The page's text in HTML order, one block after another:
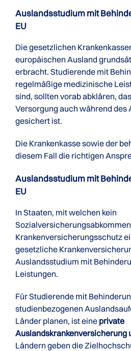
Auslandsstudium mit
EU
Die gesetzlichen
europäischen Ausland
erbracht. Studierende mit
regelmäßige medizinische
sind, sollten vorab abklären,
Versorgung auch während des
gesichert ist.
Die Krankenkasse sowie der
diesem Fall die richtigen
Auslandsstudium mit
EU
In Staaten, mit welchen kein
Krankenversicherungsschutz
gesetzliche
Auslandsstudium mit
Leistungen.
Für Studierende mit
studienbezogenen
Länder planen, ist eine private
Auslandskrankenversicherung
Ländern geben die